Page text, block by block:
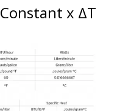
Constant x ΔT